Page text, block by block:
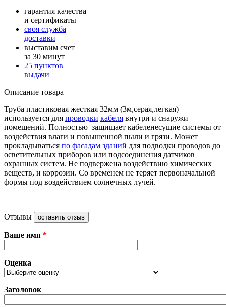
гарантия качества
и сертификаты
своя служба
доставки
выставим счет
за 30 минут
25 пунктов
выдачи
Описание товара
Труба пластиковая жесткая 32мм (3м,серая,легкая)
используется для проводки кабеля внутри и снаружи
помещений. Полностью защищает кабеленесущие системы от
воздействия влаги и повышенной пыли и грязи. Может
прокладываться по фасадам зданий для подводки проводов до
осветительных приборов или подсоединения датчиков
охранных систем. Не подвержена воздействию химических
веществ, и коррозии. Со временем не теряет первоначальной
формы под воздействием солнечных лучей.
Отзывы оставить отзыв
Ваше имя *
Оценка
Заголовок